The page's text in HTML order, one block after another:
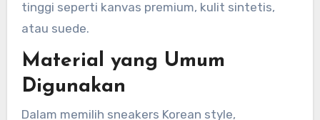
tinggi seperti kanvas premium, kulit sintetis,
atau suede.
Material yang Umum
Digunakan
Dalam memilih sneakers Korean style,